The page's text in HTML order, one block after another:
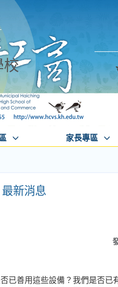
校
家長專區
最新消息
已善用這些設備？我們是否已